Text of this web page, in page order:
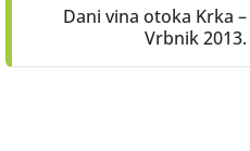
Dani vina otoka Krka –
Vrbnik 2013.